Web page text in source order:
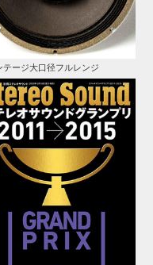
テージ大口径フルレンジ